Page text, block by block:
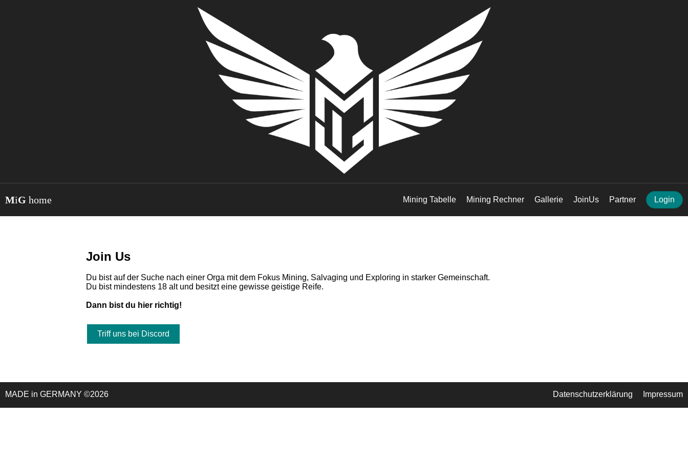
MiG home Mining Tabelle Mining Rechner Gallerie JoinUs Partner Login
Join Us
Du bist auf der Suche nach einer Orga mit dem Fokus Mining, Salvaging und Exploring in starker Gemeinschaft.
Du bist mindestens 18 alt und besitzt eine gewisse geistige Reife.
Dann bist du hier richtig!
Triff uns bei Discord
MADE in GERMANY ©2026 Datenschutzerklärung Impressum